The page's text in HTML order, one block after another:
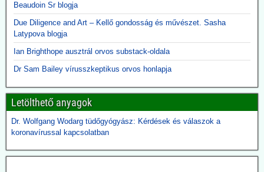
Beaudoin Sr blogja
Due Diligence and Art – Kellő gondosság és művészet. Sasha
Latypova blogja
Ian Brighthope ausztrál orvos substack-oldala
Dr Sam Bailey vírusszkeptikus orvos honlapja
Letölthető anyagok
Dr. Wolfgang Wodarg tüdőgyógyász: Kérdések és válaszok a
koronavírussal kapcsolatban